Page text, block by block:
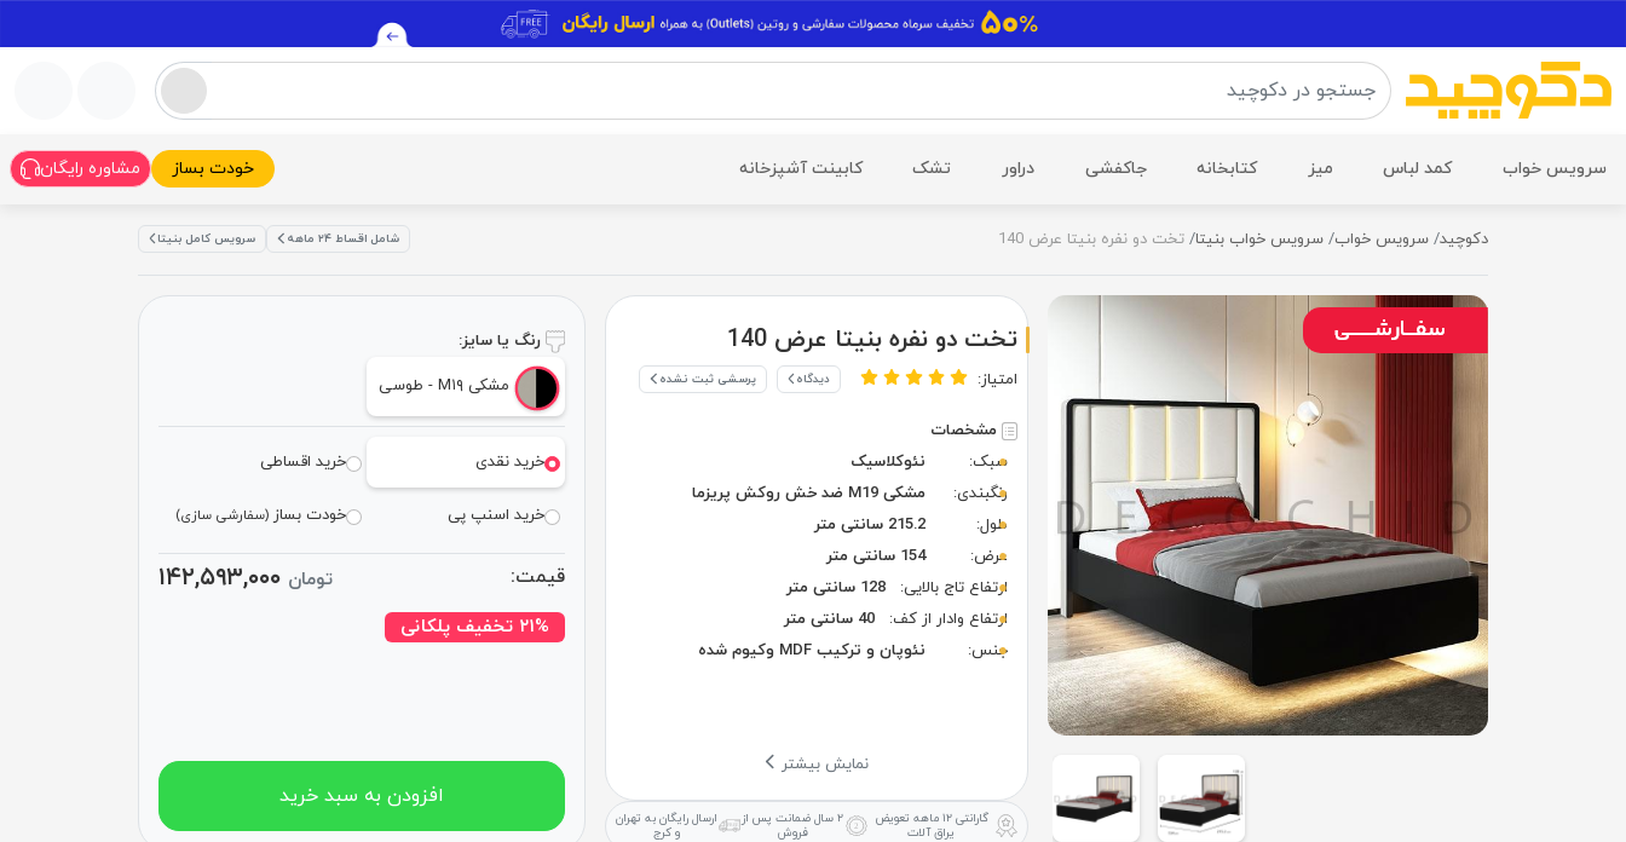
سرویس خواب کمد لباس میز کتابخانه جاکفشی دراور تشک کابینت آشپزخانه خودت بساز مشاوره رایگان
دکوچید سرویس خواب سرویس خواب بنیتا تخت دو نفره بنیتا عرض 140 شامل اقساط ۲۴ ماهه سرویس کامل بنیتا
تخت دو نفره بنیتا عرض 140
امتیاز: دیدگاه پرسشی ثبت نشده
مشخصات
سبک:
نئوکلاسیک
رنگبندی:
مشکی M19 ضد خش روکش پریزما
طول:
215.2 سانتی متر
عرض:
154 سانتی متر
ارتفاع تاج بالایی:
128 سانتی متر
ارتفاع وادار از کف:
40 سانتی متر
جنس:
نئوپان و ترکیب MDF وکیوم شده
نمایش بیشتر
گارانتی ۱۲ ماهه
تعویض
یراق آلات
۲ سال ضمانت
پس از
فروش
ارسال رایگان به تهران
و کرج
رنگ یا سایز:
مشکی M۱۹ - طوسی
خرید نقدی خرید اقساطی
خرید اسنپ پی خودت بساز(سفارشی سازی)
قیمت: تومان ۱۴۲,۵۹۳,۰۰۰
۲۱% تخفیف پلکانی
افزودن به سبد خرید